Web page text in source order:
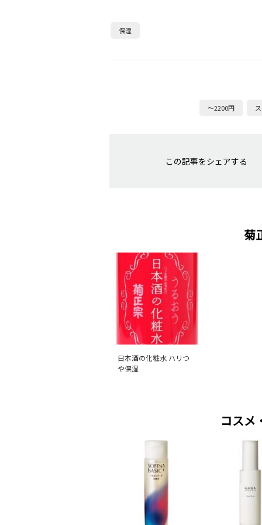
保湿
～2200円
この記事をシェアする
菊
日本酒の化粧水 ハリつ
や保湿
コスメ